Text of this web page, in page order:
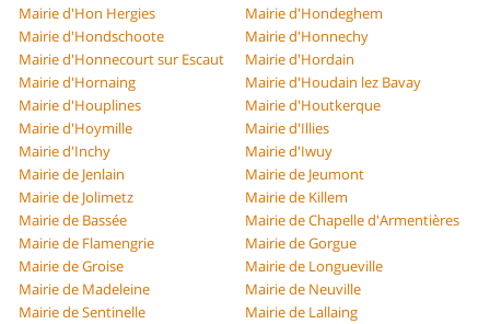
Mairie d'Hon Hergies
Mairie d'Hondeghem
Mairie d'Hondschoote
Mairie d'Honnechy
Mairie d'Honnecourt sur Escaut
Mairie d'Hordain
Mairie d'Hornaing
Mairie d'Houdain lez Bavay
Mairie d'Houplines
Mairie d'Houtkerque
Mairie d'Hoymille
Mairie d'Illies
Mairie d'Inchy
Mairie d'Iwuy
Mairie de Jenlain
Mairie de Jeumont
Mairie de Jolimetz
Mairie de Killem
Mairie de Bassée
Mairie de Chapelle d'Armentières
Mairie de Flamengrie
Mairie de Gorgue
Mairie de Groise
Mairie de Longueville
Mairie de Madeleine
Mairie de Neuville
Mairie de Sentinelle
Mairie de Lallaing